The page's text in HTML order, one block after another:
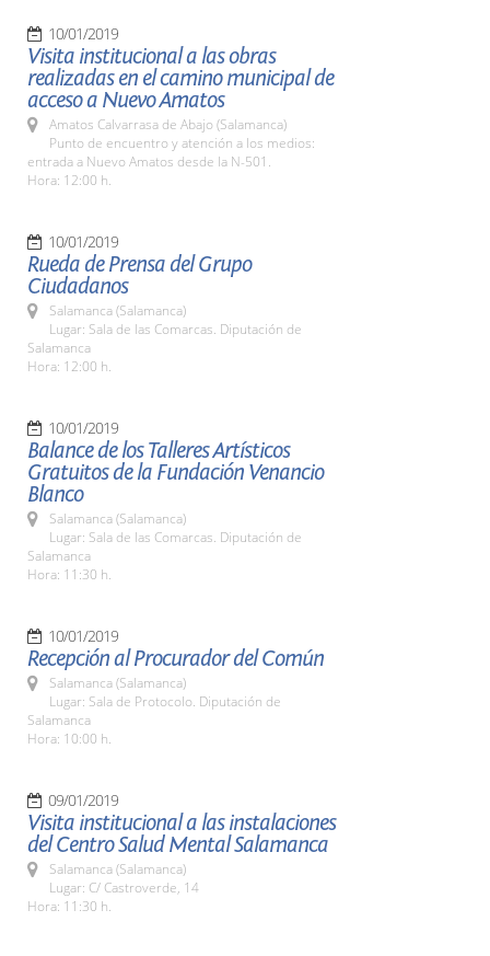
10/01/2019
Visita institucional a las obras
realizadas en el camino municipal de
acceso a Nuevo Amatos
Amatos Calvarrasa de Abajo (Salamanca)
Punto de encuentro y atención a los medios:
entrada a Nuevo Amatos desde la N-501.
Hora: 12:00 h.
10/01/2019
Rueda de Prensa del Grupo
Ciudadanos
Salamanca (Salamanca)
Lugar: Sala de las Comarcas. Diputación de
Salamanca
Hora: 12:00 h.
10/01/2019
Balance de los Talleres Artísticos
Gratuitos de la Fundación Venancio
Blanco
Salamanca (Salamanca)
Lugar: Sala de las Comarcas. Diputación de
Salamanca
Hora: 11:30 h.
10/01/2019
Recepción al Procurador del Común
Salamanca (Salamanca)
Lugar: Sala de Protocolo. Diputación de
Salamanca
Hora: 10:00 h.
09/01/2019
Visita institucional a las instalaciones
del Centro Salud Mental Salamanca
Salamanca (Salamanca)
Lugar: C/ Castroverde, 14
Hora: 11:30 h.